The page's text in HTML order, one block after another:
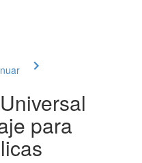
para